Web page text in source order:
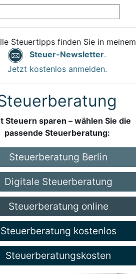
Steuertipps finden Sie in meinem
Steuer-Newsletter.
Jetzt kostenlos anmelden.
Steuern sparen – wählen Sie die
passende Steuerberatung:
Steuerberatung Berlin
Digitale Steuerberatung
Steuerberatung online
Steuerberatung kostenlos
Steuerberatungskosten